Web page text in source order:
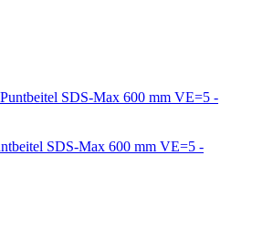
SDS-Max 600 mm VE=5 -